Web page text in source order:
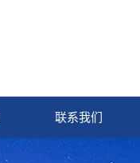
联系我们